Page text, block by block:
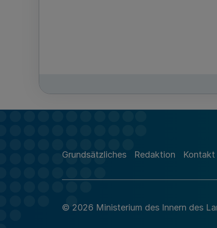
Grundsätzliches Redaktion Kontakt
© 2026 Ministerium des Innern des